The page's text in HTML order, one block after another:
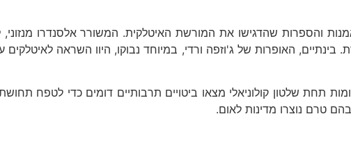
בינתיים, האופרות של ג'וזפה ורדי, במיוחד נבוקו, היוו השראה
תחת שלטון קולוניאלי מצאו ביטויים תרבותיים דומים כדי לטפח
טרם נוצרו מדינות לאום.